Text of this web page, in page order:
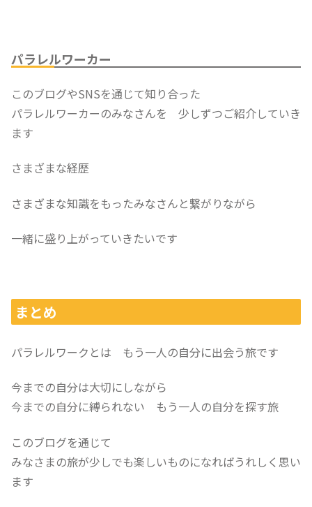
パラレルワーカー
このブログやSNSを通じて知り合った
パラレルワーカーのみなさんを 少しずつご紹介していき
ます
さまざまな経歴
さまざまな知識をもったみなさんと繋がりながら
一緒に盛り上がっていきたいです
まとめ
パラレルワークとは もう一人の自分に出会う旅です
今までの自分は大切にしながら
今までの自分に縛られない もう一人の自分を探す旅
このブログを通じて
みなさまの旅が少しでも楽しいものになればうれしく思い
ます